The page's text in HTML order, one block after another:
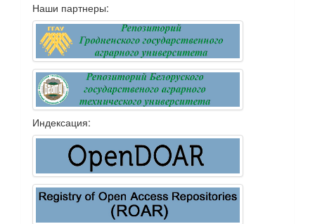
Наши партнеры:
Индексация: